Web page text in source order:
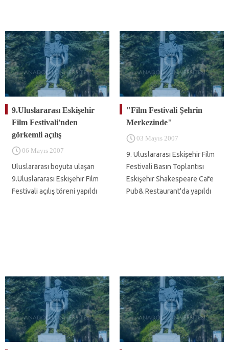
9.Uluslararası Eskişehir
Film Festivali'nden
görkemli açılış
06 Mayıs 2007
Uluslararası boyuta ulaşan
9.Uluslararası Eskişehir Film
Festivali açılış töreni yapıldı
"Film Festivali Şehrin
Merkezinde"
03 Mayıs 2007
9. Uluslararası Eskişehir Film
Festivali Basın Toplantısı
Eskişehir Shakespeare Cafe
Pub& Restaurant'da yapıldı